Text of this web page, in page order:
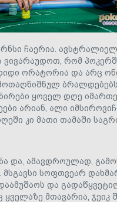
ჩაერია.
რომ
ორატორია და არც
ყოველ დღე
არიან, ალი
კი მათი თამაში
და, ამავდროულად,
მსგავსი სოფთვეარ
და
ყველაზე მთავარია,